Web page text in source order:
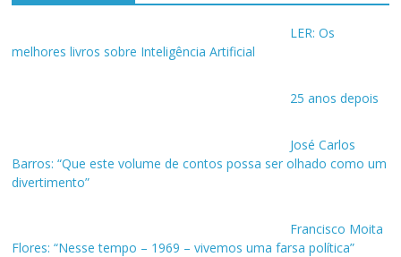
LER: Os
melhores livros sobre Inteligência Artificial
25 anos depois
José Carlos
Barros: “Que este volume de contos possa ser olhado como um
divertimento”
Francisco Moita
Flores: “Nesse tempo – 1969 – vivemos uma farsa política”